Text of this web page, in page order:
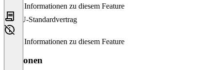
Keine Informationen zu diesem Feature
EU-Standardvertrag
Keine Informationen zu diesem Feature
Versionen